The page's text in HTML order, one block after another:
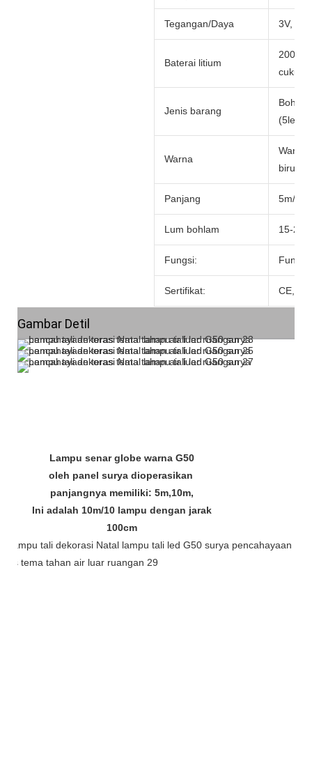
Tegangan/Daya 3V,
Baterai litium
cukup
Jenis barang
(5led)
Warna
biru,
Panjang 5m/
Lum bohlam 15-
Fungsi: Fungsi
Sertifikat: CE,
Gambar Detil
Lampu senar globe warna G50
oleh panel surya dioperasikan
panjangnya memiliki: 5m,10m,
Ini adalah 10m/10 lampu dengan jarak
100cm